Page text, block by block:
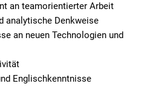
an teamorientierter Arbeit
analytische Denkweise
an neuen Technologien und
Englischkenntnisse